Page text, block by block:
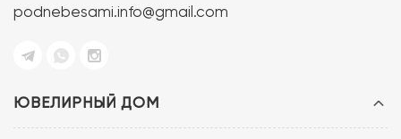
ЮВЕЛИРНЫЙ ДОМ
podnebesami.info@gmail.com